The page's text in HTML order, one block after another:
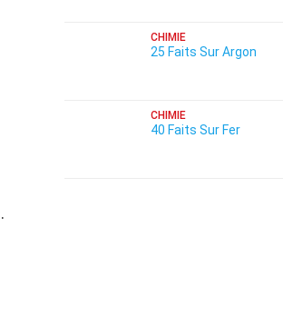
CHIMIE
25 Faits Sur Argon
CHIMIE
40 Faits Sur Fer